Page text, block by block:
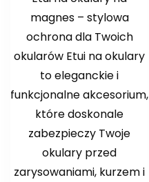
magnes – stylowa
ochrona dla Twoich
okularów Etui na okulary
to eleganckie i
funkcjonalne akcesorium,
które doskonale
zabezpieczy Twoje
okulary przed
zarysowaniami, kurzem i